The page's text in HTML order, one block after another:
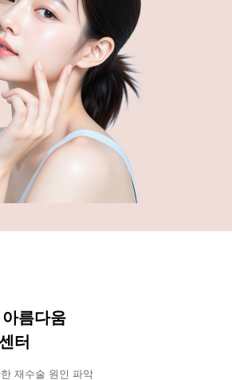
름다움
터
재수술 원인 파악